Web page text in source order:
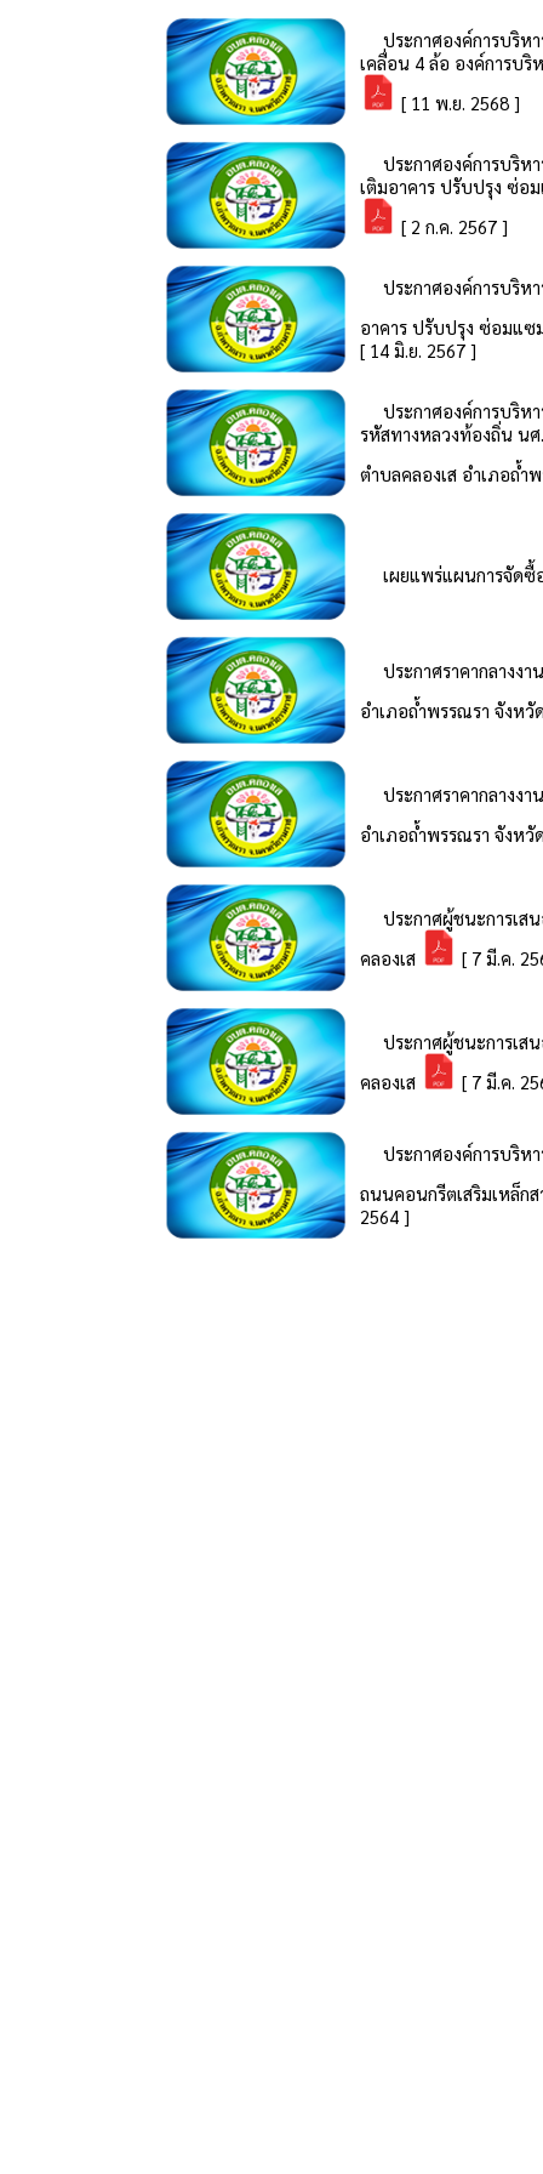
ประกาศองค์การบริห
เคลื่อน 4 ล้อ องค์การบริ
[ 11 พ.ย. 2568 ]
ประกาศองค์การบริห
เติมอาคาร ปรับปรุง ซ่อ
[ 2 ก.ค. 2567 ]
ประกาศองค์การบริหา
อาคาร ปรับปรุง ซ่อมแซ
[ 14 มิ.ย. 2567 ]
ประกาศองค์การบริห
รหัสทางหลวงท้องถิ่น น
ตำบลคลองเส อำเภอถ้ำ
เผยแพร่แผนการจัด
ประกาศราคากลางง
อำเภอถ้ำพรรณรา จังห
ประกาศราคากลางง
อำเภอถ้ำพรรณรา จังห
ประกาศผู้ชนะการเส
คลองเส
[ 7 มี.ค.
ประกาศผู้ชนะการเส
คลองเส
[ 7 มี.ค.
ประกาศองค์การบริห
ถนนคอนกรีตเสริมเหล็ก
2564 ]